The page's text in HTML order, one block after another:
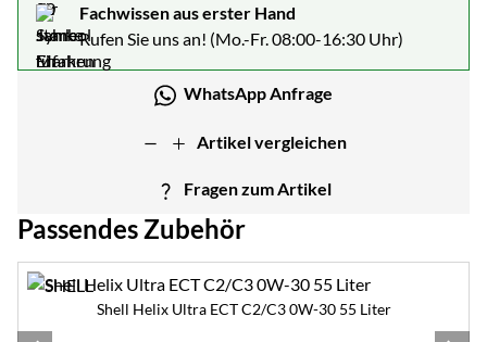
Fachwissen aus erster Hand
Rufen Sie uns an! (Mo.-Fr. 08:00-16:30 Uhr)
WhatsApp Anfrage
Artikel vergleichen
Fragen zum Artikel
Passendes Zubehör
Zubehör überspringen
Shell Helix Ultra ECT C2/C3 0W-30 55 Liter